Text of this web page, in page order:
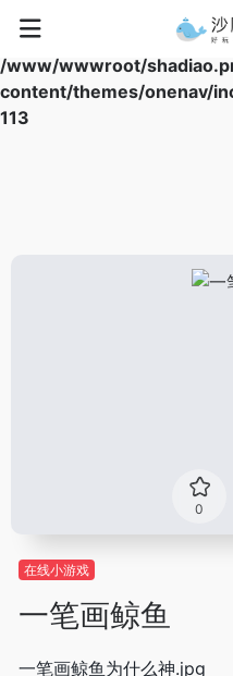
Warning
: Array to string
/www/wwwroot/
content/themes/onenav/
113
0
在线小游戏
一笔画鲸鱼
一笔画鲸鱼为什么神.jpg